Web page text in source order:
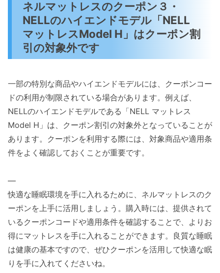
ネルマットレスのクーポン３・
NELLのハイエンドモデル「NELL
マットレスModel H」はクーポン割
引の対象外です
一部の特別な商品やハイエンドモデルには、クーポンコー
ドの利用が制限されている場合があります。例えば、
NELLのハイエンドモデルである「NELL マットレス
Model H」は、クーポン割引の対象外となっていることが
あります。クーポンを利用する際には、対象商品や適用条
件をよく確認しておくことが重要です。
—
快適な睡眠環境を手に入れるために、ネルマットレスのク
ーポンを上手に活用しましょう。購入時には、提供されて
いるクーポンコードや適用条件を確認することで、よりお
得にマットレスを手に入れることができます。良質な睡眠
は健康の基本ですので、ぜひクーポンを活用して快適な眠
りを手に入れてくださいね。